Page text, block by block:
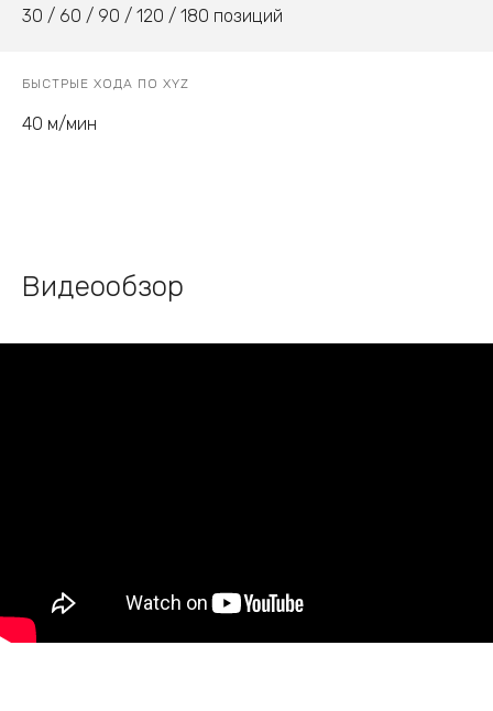
30 / 60 / 90 / 120 / 180 позиций
БЫСТРЫЕ ХОДА ПО XYZ
40 м/мин
Видеообзор